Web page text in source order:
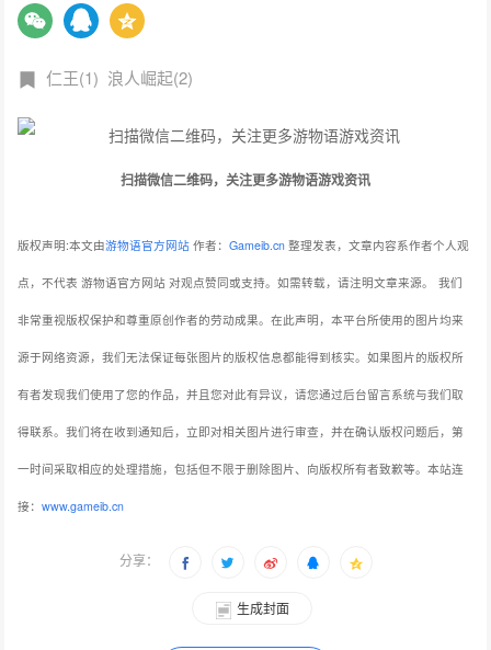
仁王(1) 浪人崛起(2)
扫描微信二维码，关注更多游物语游戏资讯
版权声明:本文由游物语官方网站 作者：Gameib.cn 整理发表，文章内容系作者个人观
点，不代表 游物语官方网站 对观点赞同或支持。如需转载，请注明文章来源。 我们
非常重视版权保护和尊重原创作者的劳动成果。在此声明，本平台所使用的图片均来
源于网络资源，我们无法保证每张图片的版权信息都能得到核实。如果图片的版权所
有者发现我们使用了您的作品，并且您对此有异议，请您通过后台留言系统与我们取
得联系。我们将在收到通知后，立即对相关图片进行审查，并在确认版权问题后，第
一时间采取相应的处理措施，包括但不限于删除图片、向版权所有者致歉等。本站连
接：www.gameib.cn
分享：
生成封面